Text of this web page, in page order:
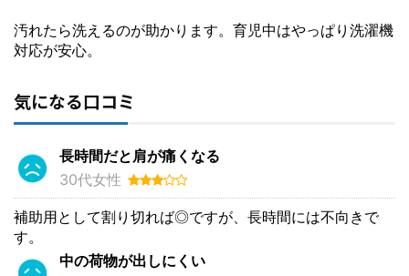
汚れたら洗えるのが助かります。育児中はやっぱり洗濯機
対応が安心。
気になる口コミ
長時間だと肩が痛くなる
30代女性
補助用として割り切れば◎ですが、長時間には不向きで
す。
中の荷物が出しにくい